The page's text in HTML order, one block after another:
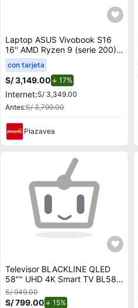
Laptop ASUS Vivobook S16
16'' AMD Ryzen 9 (serie 200)
16GB 512GB SSD M3607HA-
RP082W
con tarjeta
S/ 3,149.00 17%
Internet:S/ 3,349.00
Antes:S/ 3,799.00
Plazavea
Televisor BLACKLINE QLED
58"" UHD 4K Smart TV BL58-
T8000QD
S/ 949.00
S/ 799.00 15%